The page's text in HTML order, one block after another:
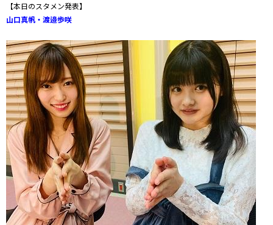
ショッピング
会社概要・ビジョン
お問い合わせ
【本日のスタメン発表】
山口真帆・渡邉歩咲